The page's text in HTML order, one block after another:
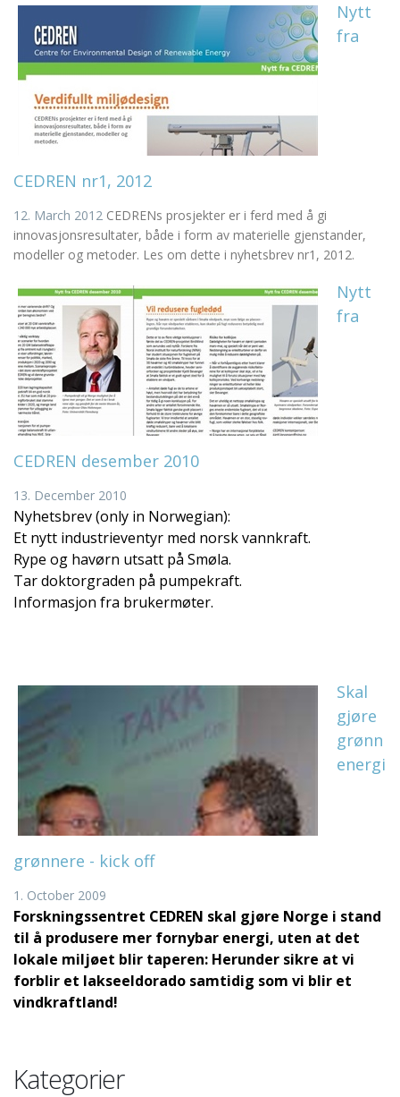
Nytt
fra
CEDREN nr1, 2012
12. March 2012 CEDRENs prosjekter er i ferd med å gi
innovasjonsresultater, både i form av materielle gjenstander,
modeller og metoder. Les om dette i nyhetsbrev nr1, 2012.
Nytt
fra
CEDREN desember 2010
13. December 2010
Nyhetsbrev (only in Norwegian):
Et nytt industrieventyr med norsk vannkraft.
Rype og havørn utsatt på Smøla.
Tar doktorgraden på pumpekraft.
Informasjon fra brukermøter.
Skal
gjøre
grønn
energi
grønnere - kick off
1. October 2009
Forskningssentret CEDREN skal gjøre Norge i stand
til å produsere mer fornybar energi, uten at det
lokale miljøet blir taperen: Herunder sikre at vi
forblir et lakseeldorado samtidig som vi blir et
vindkraftland!
Kategorier